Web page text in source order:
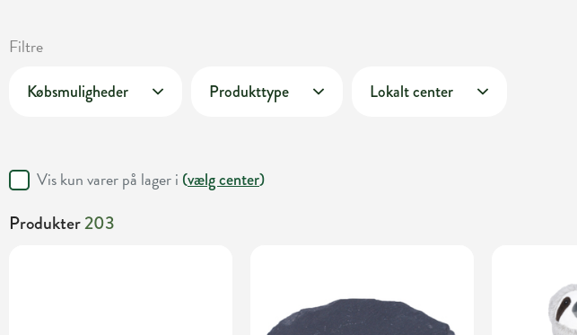
Filtre
Købsmuligheder Produkttype Lokalt center
Vis kun varer på lager i (vælg center)
Produkter203